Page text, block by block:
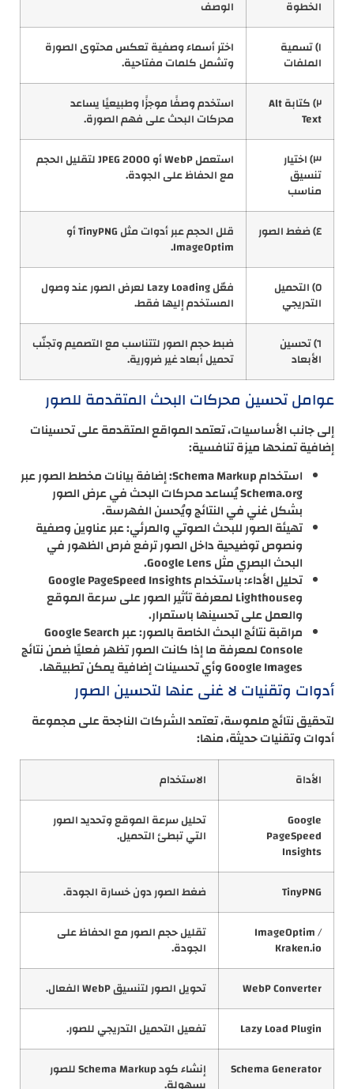
الخطوة الوصف
١) تسمية
الملفات
اختر أسماء وصفية تعكس محتوى الصورة
وتشمل كلمات مفتاحية.
٢) كتابة Alt
Text
استخدم وصفًا موجزًا وطبيعيًا يساعد
محركات البحث على فهم الصورة.
٣) اختيار
تنسيق
مناسب
استعمل WebP أو JPEG 2000 لتقليل الحجم
مع الحفاظ على الجودة.
٤) ضغط الصور
قلل الحجم عبر أدوات مثل TinyPNG أو
ImageOptim.
٥) التحميل
التدريجي
فعّل Lazy Loading لعرض الصور عند وصول
المستخدم إليها فقط.
٦) تحسين
الأبعاد
ضبط حجم الصور لتتناسب مع التصميم وتجنّب
تحميل أبعاد غير ضرورية.
عوامل تحسين محركات البحث المتقدمة للصور
إلى جانب الأساسيات، تعتمد المواقع المتقدمة على تحسينات
إضافية تمنحها ميزة تنافسية:
استخدام Schema Markup: إضافة بيانات مخطط الصور عبر
Schema.org يُساعد محركات البحث في عرض الصور
بشكل غني في النتائج ويُحسن الفهرسة.
تهيئة الصور للبحث الصوتي والمرئي: عبر عناوين وصفية
ونصوص توضيحية داخل الصور ترفع فرص الظهور في
البحث البصري مثل Google Lens.
تحليل الأداء: باستخدام Google PageSpeed Insights
وLighthouse لمعرفة تأثير الصور على سرعة الموقع
والعمل على تحسينها باستمرار.
مراقبة نتائج البحث الخاصة بالصور: عبر Google Search
Console لمعرفة ما إذا كانت الصور تظهر فعليًا ضمن نتائج
Google Images وأي تحسينات إضافية يمكن تطبيقها.
أدوات وتقنيات لا غنى عنها لتحسين الصور
لتحقيق نتائج ملموسة، تعتمد الشركات الناجحة على مجموعة
أدوات وتقنيات حديثة، منها:
الأداة الاستخدام
Google
PageSpeed
Insights
تحليل سرعة الموقع وتحديد الصور
التي تبطئ التحميل.
TinyPNG ضغط الصور دون خسارة الجودة.
ImageOptim /
Kraken.io
تقليل حجم الصور مع الحفاظ على
الجودة.
WebP Converter تحويل الصور لتنسيق WebP الفعال.
Lazy Load Plugin تفعيل التحميل التدريجي للصور.
Schema Generator
إنشاء كود Schema Markup للصور
بسهولة.